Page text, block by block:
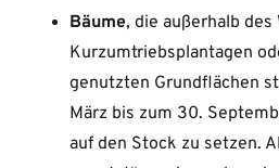
Bäume, die außerhalb des
Kurzumtriebsplantagen
genutzten Grundflächen
März bis zum 30.
auf den Stock zu setzen.